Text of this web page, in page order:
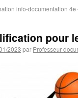
info-documentation
pour
2023 par Professeur